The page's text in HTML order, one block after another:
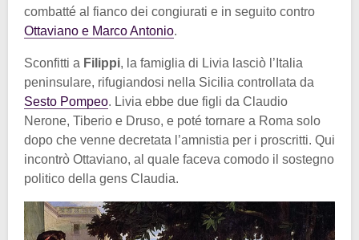
combatté al fianco dei congiurati e in seguito contro
Ottaviano e Marco Antonio.
Sconfitti a Filippi, la famiglia di Livia lasciò l’Italia
peninsulare, rifugiandosi nella Sicilia controllata da
Sesto Pompeo. Livia ebbe due figli da Claudio
Nerone, Tiberio e Druso, e poté tornare a Roma solo
dopo che venne decretata l’amnistia per i proscritti. Qui
incontrò Ottaviano, al quale faceva comodo il sostegno
politico della gens Claudia.